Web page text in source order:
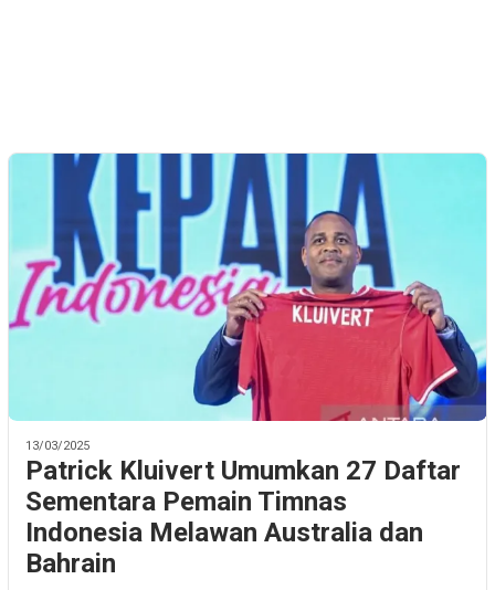
13/03/2025
Patrick Kluivert Umumkan 27 Daftar
Sementara Pemain Timnas
Indonesia Melawan Australia dan
Bahrain